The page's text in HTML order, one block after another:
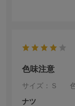
色味注意
サイズ：Ｓ
ナツ